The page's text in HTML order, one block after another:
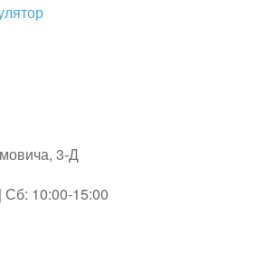
3-Д
10:00-15:00